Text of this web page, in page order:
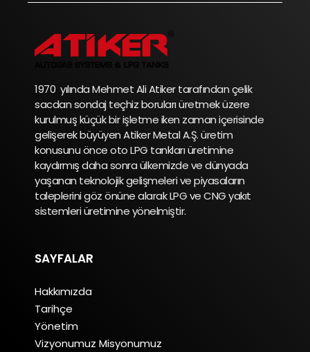
1970 yılında Mehmet Ali Atiker tarafından çelik
sacdan sondaj teçhiz boruları üretmek üzere
kurulmuş küçük bir işletme iken zaman içerisinde
gelişerek büyüyen Atiker Metal A.Ş. üretim
konusunu önce oto LPG tankları üretimine
kaydırmış daha sonra ülkemizde ve dünyada
yaşanan teknolojik gelişmeleri ve piyasaların
taleplerini göz önüne alarak LPG ve CNG yakıt
sistemleri üretimine yönelmiştir.
SAYFALAR
Hakkımızda
Tarihçe
Yönetim
Vizyonumuz Misyonumuz